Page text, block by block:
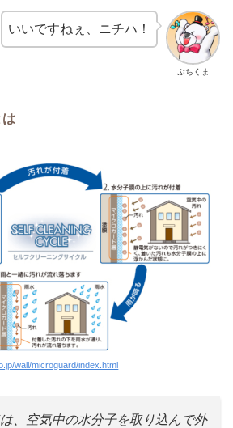
ぶちくま
いいですねぇ、ニチハ！
wall/microguard/index.html
、空気中の水分子を取り込んで外